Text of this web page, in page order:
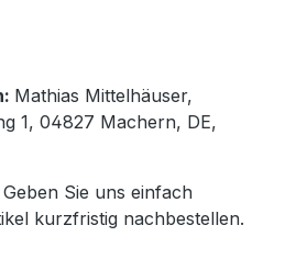
Mathias Mittelhäuser,
1, 04827 Machern, DE,
Sie uns einfach
kurzfristig nachbestellen.